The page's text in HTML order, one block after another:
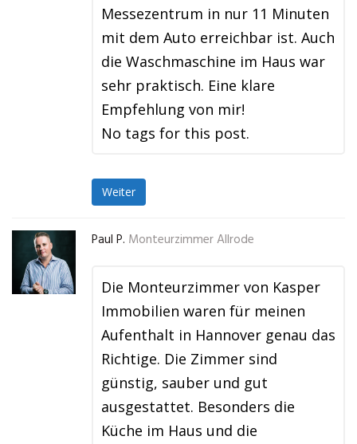
Messezentrum in nur 11 Minuten
mit dem Auto erreichbar ist. Auch
die Waschmaschine im Haus war
sehr praktisch. Eine klare
Empfehlung von mir!
No tags for this post.
Weiter
Paul P. Monteurzimmer Allrode
Die Monteurzimmer von Kasper
Immobilien waren für meinen
Aufenthalt in Hannover genau das
Richtige. Die Zimmer sind
günstig, sauber und gut
ausgestattet. Besonders die
Küche im Haus und die